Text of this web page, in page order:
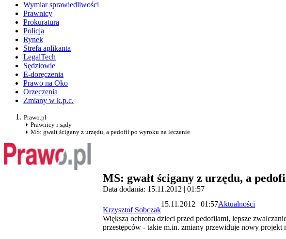
Wymiar sprawiedliwości
Prawnicy
Prokuratura
Policja
Rynek
Strefa aplikanta
LegalTech
Sędziowie
E-doręczenia
Prawo na Oko
Orzeczenia
Zmiany w k.p.c.
Prawo.pl
Prawnicy i sądy
MS: gwałt ścigany z urzędu, a pedofil po wyroku na leczenie
MS: gwałt ścigany z urzędu, a
Data dodania: 15.11.2012 | 01:57
Krzysztof Sobczak
15.11.2012 | 01:57Aktualności
Większa ochrona dzieci przed pedofilami, lepsze
przestępców - takie m.in. zmiany przewiduje nowy projekt